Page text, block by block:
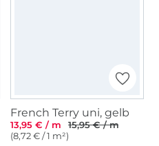
French Terry uni, gelb
13,95 € / m
15,95 € / m
(8,72 € / 1 m²)